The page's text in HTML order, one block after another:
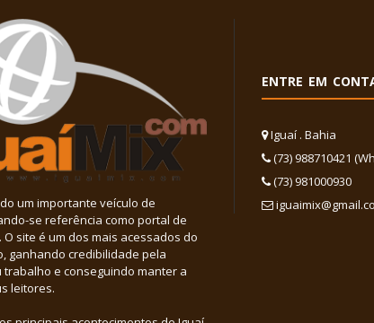
um importante veículo de
se referência como portal de
site é um dos mais acessados do
ganhando credibilidade pela
e conseguindo manter a
leitores.
ENTRE EM
Iguaí . Bahia
(73) 988710421
(73) 981000930